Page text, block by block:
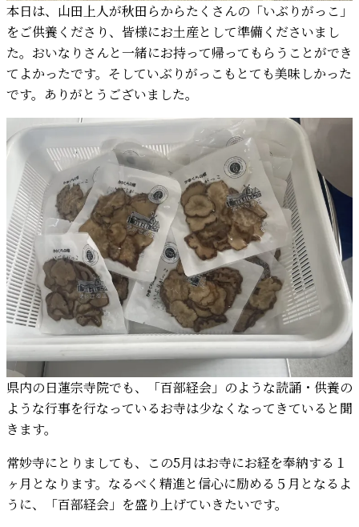
本日は、山田上人が秋田らからたくさんの「いぶりがっこ」
をご供養くださり、皆様にお土産として準備くださいまし
た。おいなりさんと一緒にお持って帰ってもらうことができ
てよかったです。そしていぶりがっこもとても美味しかった
です。ありがとうございました。
県内の日蓮宗寺院でも、「百部経会」のような読誦・供養の
ような行事を行なっているお寺は少なくなってきていると聞
きます。
常妙寺にとりましても、この5月はお寺にお経を奉納する１
ヶ月となります。なるべく精進と信心に励める５月となるよ
うに、「百部経会」を盛り上げていきたいです。